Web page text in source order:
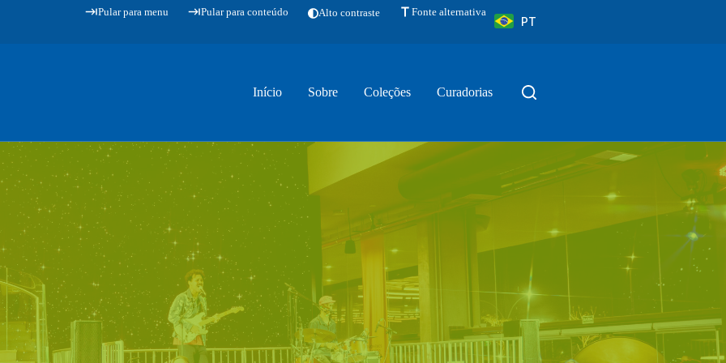
Pular para menu Pular para conteúdo Alto contraste Fonte alternativa
PT
Início Sobre Coleções Curadorias